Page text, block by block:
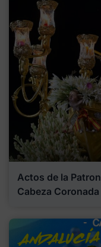
Actos de la
Cabeza Coronada